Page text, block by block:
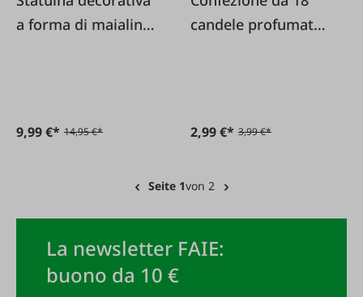
a forma di maialino
9,99 €* 14,95 €*
candele profumate
2,99 €* 3,99 €*
Seite 1von 2
La newsletter FAIE:
buono da 10 €